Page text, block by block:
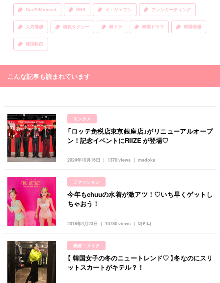
Our20Moment SBS イ・ジェフン ファンミーティング
人気俳優 模範タクシー 韓ドラ 韓国ドラマ 韓国俳優
韓国映画
こんな記事も読まれています
エンタメ
2024年10月16日 madoka
1370 views
「ロッテ免税店東京銀座店」がリニューアルオープ
ン！記念イベントにRIIZE が登場♡
ファッション
2018年4月23日 마키나
10780 views
今年もchuuの水着が激アツ！♡いち早くゲットし
ちゃおう！
美容・メイク
【 韓国女子の冬のニュートレンド♡ 】冬なのにスリ
ットスカートがキテル？！